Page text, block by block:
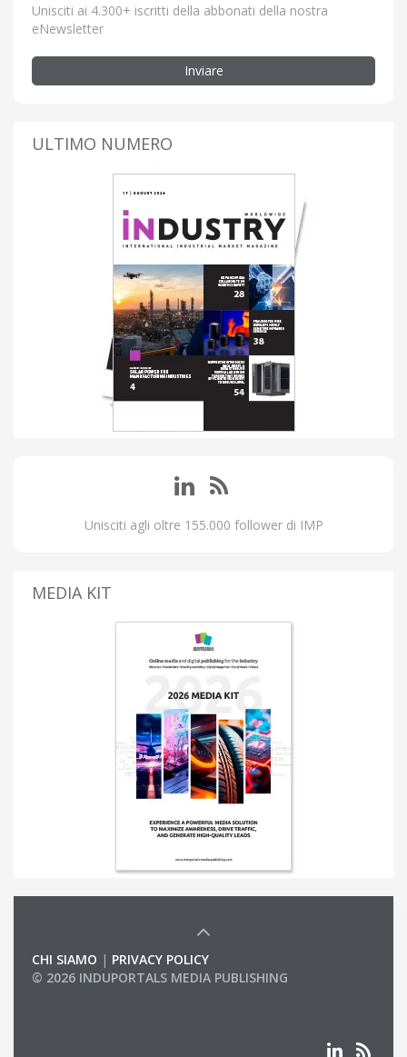
Unisciti ai 4.300+ iscritti della abbonati della nostra
eNewsletter
Inviare
ULTIMO NUMERO
Unisciti agli oltre 155.000 follower di IMP
MEDIA KIT
CHI SIAMO | PRIVACY POLICY
© 2026 INDUPORTALS MEDIA PUBLISHING